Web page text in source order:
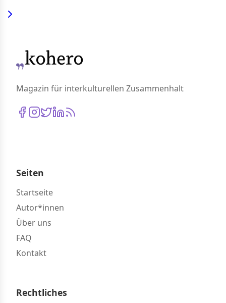
Magazin für interkulturellen Zusammenhalt
Seiten
Startseite
Autor*innen
Über uns
FAQ
Kontakt
Rechtliches